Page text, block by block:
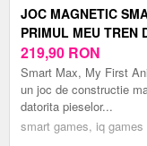
JOC MAGNETIC
PRIMUL MEU TREN
219,90 RON
Smart Max, My First
un joc de constructie
datorita pieselor...
smart games, iq games